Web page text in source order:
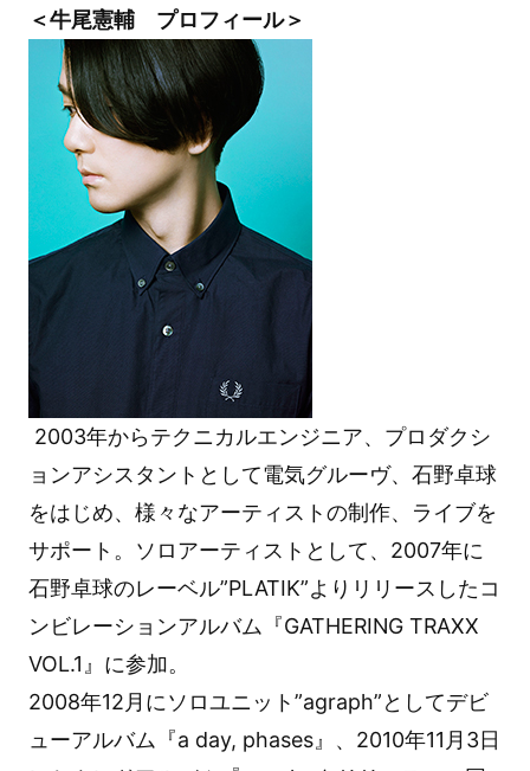
＜牛尾憲輔 プロフィール＞
2003年からテクニカルエンジニア、プロダクシ
ョンアシスタントとして電気グルーヴ、石野卓球
をはじめ、様々なアーティストの制作、ライブを
サポート。ソロアーティストとして、2007年に
石野卓球のレーベル”PLATIK”よりリリースしたコ
ンビレーションアルバム『GATHERING TRAXX
VOL.1』に参加。
2008年12月にソロユニット”agraph”としてデビ
ューアルバム『a day, phases』、2010年11月3日